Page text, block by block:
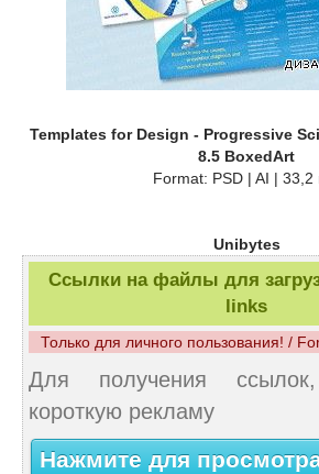
Templates for Design - Progressive
8.5 BoxedArt
Format: PSD | AI | 33,2
Unibytes
Ссылки на файлы для
links
Только для личного пользования! /
Для получения
короткую рекламу
Нажмите для